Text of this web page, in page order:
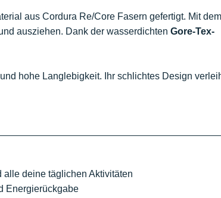
aus Cordura Re/Core Fasern gefertigt. Mit dem
ausziehen. Dank der wasserdichten Gore-Tex-
hohe Langlebigkeit. Ihr schlichtes Design
alle deine täglichen Aktivitäten
Energierückgabe